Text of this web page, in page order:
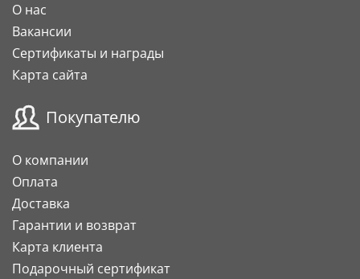
О нас
Вакансии
Сертификаты и награды
Карта сайта
Покупателю
О компании
Оплата
Доставка
Гарантии и возврат
Карта клиента
Подарочный сертификат